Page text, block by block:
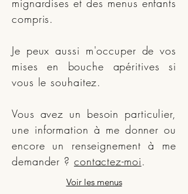
mignardises et des menus enfants
compris.
Je peux aussi m'occuper de vos
mises en bouche apéritives si
vous le souhaitez.
Vous avez un besoin particulier,
une information à me donner ou
encore un renseignement à me
demander ? contactez-moi.
Voir les menus